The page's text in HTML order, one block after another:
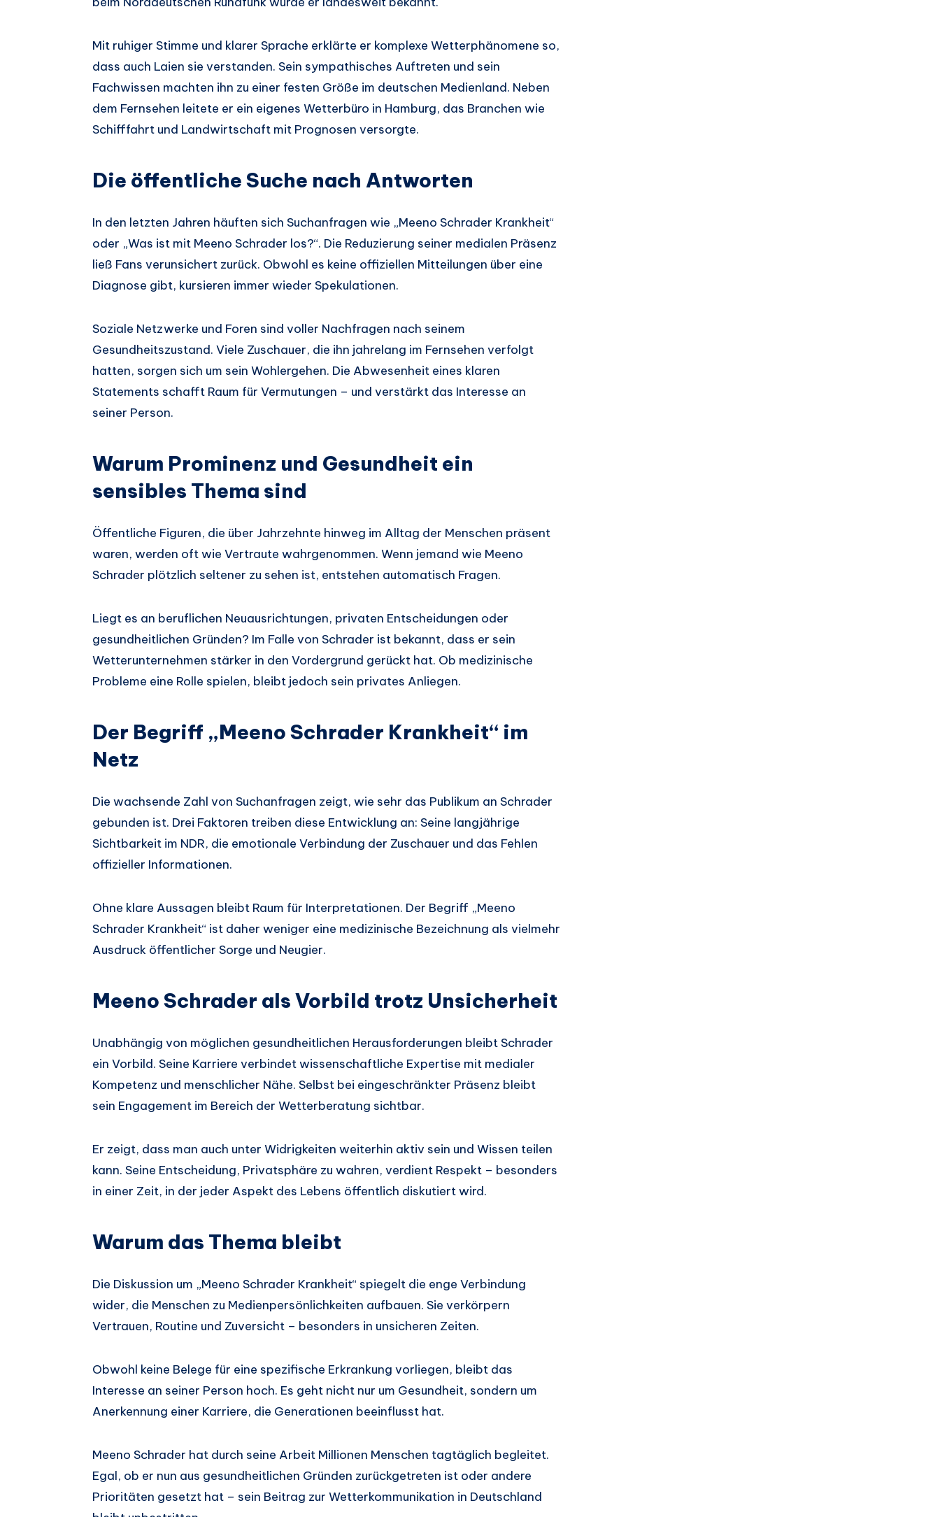
Mit ruhiger Stimme und klarer Sprache erklärte er komplexe Wetterphänomene so,
dass auch Laien sie verstanden. Sein sympathisches Auftreten und sein
Fachwissen machten ihn zu einer festen Größe im deutschen Medienland. Neben
dem Fernsehen leitete er ein eigenes Wetterbüro in Hamburg, das Branchen wie
Schifffahrt und Landwirtschaft mit Prognosen versorgte.
Die öffentliche Suche nach Antworten
In den letzten Jahren häuften sich Suchanfragen wie „Meeno Schrader Krankheit“
oder „Was ist mit Meeno Schrader los?“. Die Reduzierung seiner medialen Präsenz
ließ Fans verunsichert zurück. Obwohl es keine offiziellen Mitteilungen über eine
Diagnose gibt, kursieren immer wieder Spekulationen.
Soziale Netzwerke und Foren sind voller Nachfragen nach seinem
Gesundheitszustand. Viele Zuschauer, die ihn jahrelang im Fernsehen verfolgt
hatten, sorgen sich um sein Wohlergehen. Die Abwesenheit eines klaren
Statements schafft Raum für Vermutungen – und verstärkt das Interesse an
seiner Person.
Warum Prominenz und Gesundheit ein
sensibles Thema sind
Öffentliche Figuren, die über Jahrzehnte hinweg im Alltag der Menschen präsent
waren, werden oft wie Vertraute wahrgenommen. Wenn jemand wie Meeno
Schrader plötzlich seltener zu sehen ist, entstehen automatisch Fragen.
Liegt es an beruflichen Neuausrichtungen, privaten Entscheidungen oder
gesundheitlichen Gründen? Im Falle von Schrader ist bekannt, dass er sein
Wetterunternehmen stärker in den Vordergrund gerückt hat. Ob medizinische
Probleme eine Rolle spielen, bleibt jedoch sein privates Anliegen.
Der Begriff „Meeno Schrader Krankheit“ im
Netz
Die wachsende Zahl von Suchanfragen zeigt, wie sehr das Publikum an Schrader
gebunden ist. Drei Faktoren treiben diese Entwicklung an: Seine langjährige
Sichtbarkeit im NDR, die emotionale Verbindung der Zuschauer und das Fehlen
offizieller Informationen.
Ohne klare Aussagen bleibt Raum für Interpretationen. Der Begriff „Meeno
Schrader Krankheit“ ist daher weniger eine medizinische Bezeichnung als vielmehr
Ausdruck öffentlicher Sorge und Neugier.
Meeno Schrader als Vorbild trotz Unsicherheit
Unabhängig von möglichen gesundheitlichen Herausforderungen bleibt Schrader
ein Vorbild. Seine Karriere verbindet wissenschaftliche Expertise mit medialer
Kompetenz und menschlicher Nähe. Selbst bei eingeschränkter Präsenz bleibt
sein Engagement im Bereich der Wetterberatung sichtbar.
Er zeigt, dass man auch unter Widrigkeiten weiterhin aktiv sein und Wissen teilen
kann. Seine Entscheidung, Privatsphäre zu wahren, verdient Respekt – besonders
in einer Zeit, in der jeder Aspekt des Lebens öffentlich diskutiert wird.
Warum das Thema bleibt
Die Diskussion um „Meeno Schrader Krankheit“ spiegelt die enge Verbindung
wider, die Menschen zu Medienpersönlichkeiten aufbauen. Sie verkörpern
Vertrauen, Routine und Zuversicht – besonders in unsicheren Zeiten.
Obwohl keine Belege für eine spezifische Erkrankung vorliegen, bleibt das
Interesse an seiner Person hoch. Es geht nicht nur um Gesundheit, sondern um
Anerkennung einer Karriere, die Generationen beeinflusst hat.
Meeno Schrader hat durch seine Arbeit Millionen Menschen tagtäglich begleitet.
Egal, ob er nun aus gesundheitlichen Gründen zurückgetreten ist oder andere
Prioritäten gesetzt hat – sein Beitrag zur Wetterkommunikation in Deutschland